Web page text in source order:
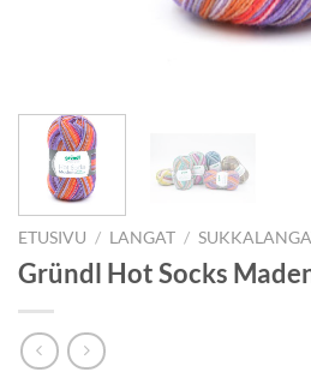
ETUSIVU / LANGAT /
Gründl Hot Socks